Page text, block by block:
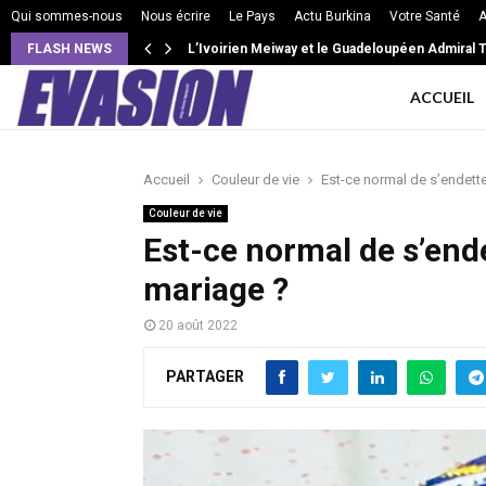
Qui sommes-nous Nous écrire Le Pays Actu Burkina Votre Santé
FLASH NEWS L’Ivoirien Meiway et le Guadeloupéen Admiral
VIE DE COUPLE: Intensité, isolement,
ACCUEIL
Accueil Couleur de vie Est-ce normal de
Couleur de vie
Est-ce normal de
mariage ?
20 août 2022
PARTAGER